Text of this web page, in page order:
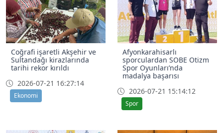
Coğrafi işaretli Akşehir ve
Sultandağı kirazlarında
tarihi rekor kırıldı
2026-07-21 16:27:14
Ekonomi
Afyonkarahisarlı
sporculardan SOBE Otizm
Spor Oyunları’nda
madalya başarısı
2026-07-21 15:14:12
Spor